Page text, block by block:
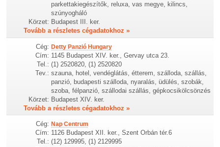
parkettakiegészítők, reluxa, vas megye, kilincs,
szúnyogháló
Körzet: Budapest III. ker.
Tovább a részletes cégadatokhoz »
Cég: Detty Panzió Hungary
Cím: 1145 Budapest XIV. ker., Gervay utca 23.
Tel.: (1) 2520820, (1) 2520820
Tev.: szauna, hotel, vendéglátás, étterem, szálloda, szállás,
panzió, budapesti szálloda, nyaralás, üdülés, szobák,
szoba, félpanzió, szállodai szállás, gépkocsikölcsönzés
Körzet: Budapest XIV. ker.
Tovább a részletes cégadatokhoz »
Cég: Nap Centrum
Cím: 1126 Budapest XII. ker., Szent Orbán tér.6
Tel.: (12) 129995, (1) 2129995